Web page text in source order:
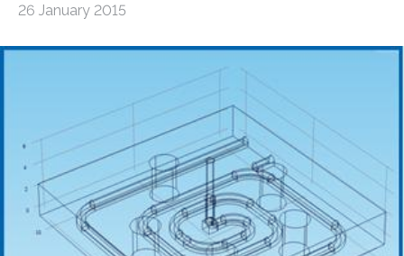
26 January 2015